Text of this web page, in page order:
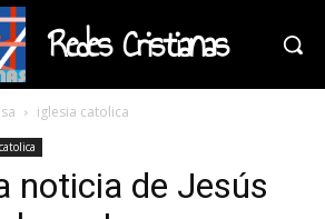
Redes Cristianas
iglesia catolica
noticia de Jesús